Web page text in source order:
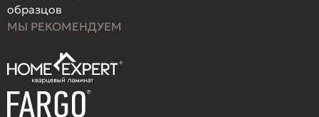
образцов
МЫ РЕКОМЕНДУЕМ